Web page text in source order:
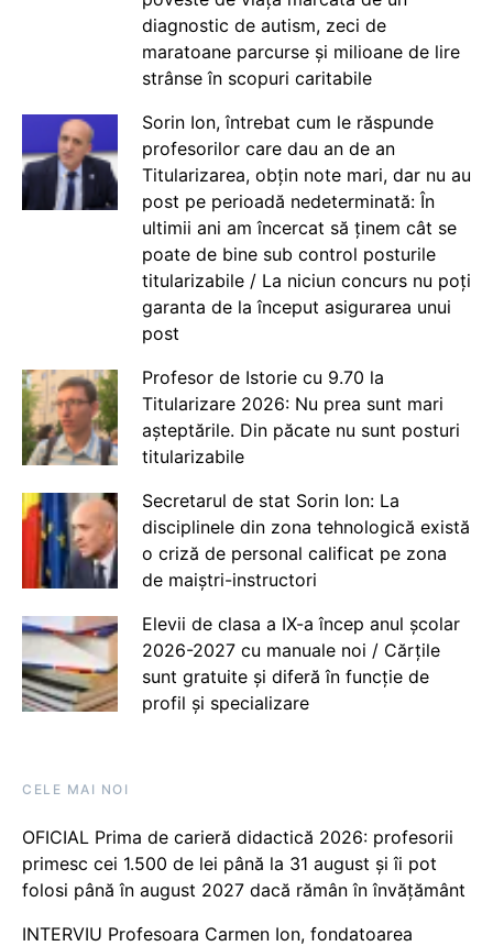
diagnostic de autism, zeci de
maratoane parcurse și milioane de lire
strânse în scopuri caritabile
Sorin Ion, întrebat cum le răspunde
profesorilor care dau an de an
Titularizarea, obțin note mari, dar nu au
post pe perioadă nedeterminată: În
ultimii ani am încercat să ținem cât se
poate de bine sub control posturile
titularizabile / La niciun concurs nu poți
garanta de la început asigurarea unui
post
Profesor de Istorie cu 9.70 la
Titularizare 2026: Nu prea sunt mari
așteptările. Din păcate nu sunt posturi
titularizabile
Secretarul de stat Sorin Ion: La
disciplinele din zona tehnologică există
o criză de personal calificat pe zona
de maiștri-instructori
Elevii de clasa a IX-a încep anul școlar
2026-2027 cu manuale noi / Cărțile
sunt gratuite și diferă în funcție de
profil și specializare
CELE MAI NOI
OFICIAL Prima de carieră didactică 2026: profesorii
primesc cei 1.500 de lei până la 31 august și îi pot
folosi până în august 2027 dacă rămân în învățământ
INTERVIU Profesoara Carmen Ion, fondatoarea